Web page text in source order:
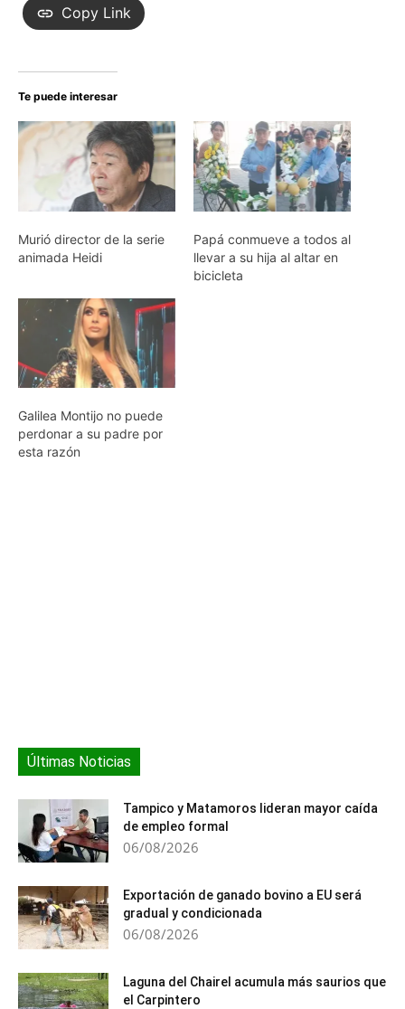
Copy Link
Te puede interesar
Murió director de la serie
animada Heidi
Papá conmueve a todos al
llevar a su hija al altar en
bicicleta
Galilea Montijo no puede
perdonar a su padre por
esta razón
Últimas Noticias
Tampico y Matamoros lideran mayor caída
de empleo formal
06/08/2026
Exportación de ganado bovino a EU será
gradual y condicionada
06/08/2026
Laguna del Chairel acumula más saurios que
el Carpintero